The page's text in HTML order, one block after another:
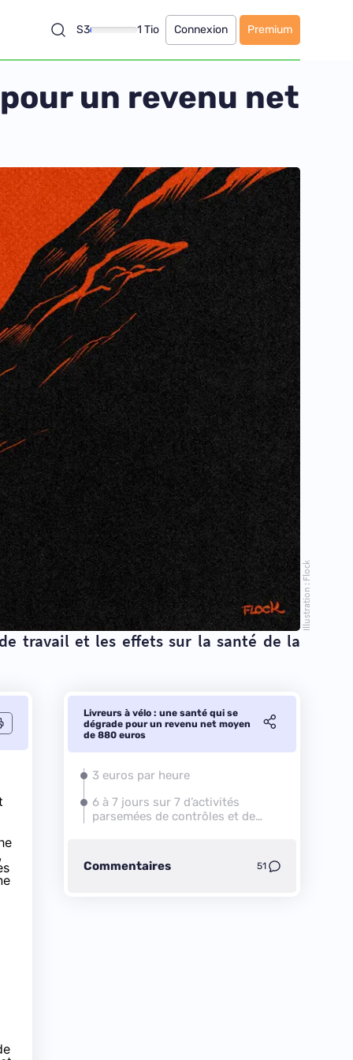
S3 1 Tio Connexion Premium
un revenu net
Illustration : Flock
travail et les effets sur la santé de la
Livreurs à vélo : une santé qui se
dégrade pour un revenu net moyen
de 880 euros
3 euros par heure
6 à 7 jours sur 7 d’activités
parsemées de contrôles et de
Commentaires 51